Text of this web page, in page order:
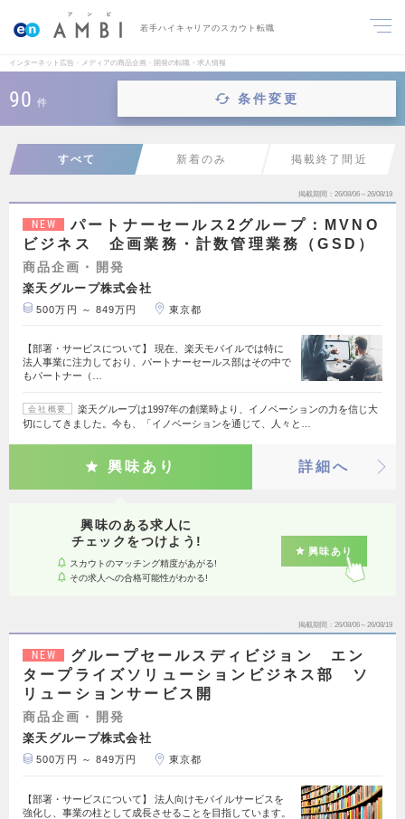
若手ハイキャリアのスカウト転職
インターネット広告・メディアの商品企画・開発の転職・求人情報
90 件 条件変更
すべて 新着のみ 掲載終了間近
掲載期間 26/08/06～26/08/19
NEW
パートナーセールス2グループ：MVNO
ビジネス 企画業務・計数管理業務（GSD）
商品企画・開発
楽天グループ株式会社
500万円 ～ 849万円 東京都
【部署・サービスについて】 現在、楽天モバイルでは特に
法人事業に注力しており、パートナーセールス部はその中で
もパートナー（…
会社概要
楽天グループは1997年の創業時より、イノベーションの力を信じ大
切にしてきました。今も、「イノベーションを通じて、人々と…
興味あり 詳細へ
興味のある求人に
チェックをつけよう!
スカウトのマッチング精度があがる!
その求人への合格可能性がわかる!
興味あり
掲載期間 26/08/06～26/08/19
NEW
グループセールスディビジョン エン
タープライズソリューションビジネス部 ソ
リューションサービス開
商品企画・開発
楽天グループ株式会社
500万円 ～ 849万円 東京都
【部署・サービスについて】 法人向けモバイルサービスを
強化し、事業の柱として成長させることを目指しています。